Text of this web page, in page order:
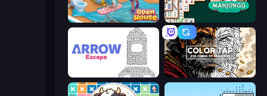
Open House Mahjongg Solitaire
Arrow Escape Color Tap: Coloring by Numbers